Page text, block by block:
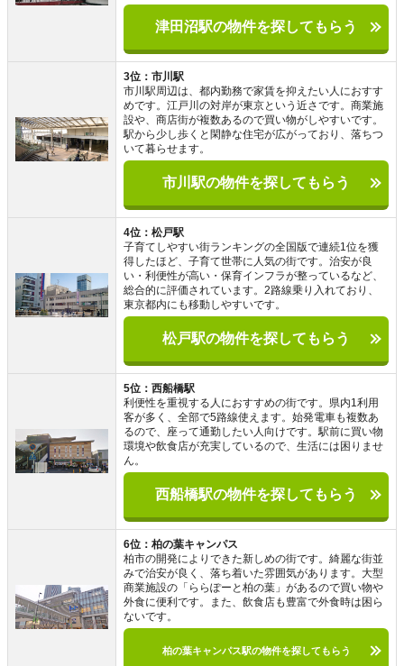
津田沼駅の物件を探してもらう
3位：市川駅
市川駅周辺は、都内勤務で家賃を抑えたい人におすす
めです。江戸川の対岸が東京という近さです。商業施
設や、商店街が複数あるので買い物がしやすいです。
駅から少し歩くと閑静な住宅が広がっており、落ちつ
いて暮らせます。
市川駅の物件を探してもらう
4位：松戸駅
子育てしやすい街ランキングの全国版で連続1位を獲
得したほど、子育て世帯に人気の街です。治安が良
い・利便性が高い・保育インフラが整っているなど、
総合的に評価されています。2路線乗り入れており、
東京都内にも移動しやすいです。
松戸駅の物件を探してもらう
5位：西船橋駅
利便性を重視する人におすすめの街です。県内1利用
客が多く、全部で5路線使えます。始発電車も複数あ
るので、座って通勤したい人向けです。駅前に買い物
環境や飲食店が充実しているので、生活には困りませ
ん。
西船橋駅の物件を探してもらう
6位：柏の葉キャンパス
柏市の開発によりできた新しめの街です。綺麗な街並
みで治安が良く、落ち着いた雰囲気があります。大型
商業施設の「ららぽーと柏の葉」があるので買い物や
外食に便利です。また、飲食店も豊富で外食時は困ら
ないです。
柏の葉キャンパス駅の物件を探してもらう